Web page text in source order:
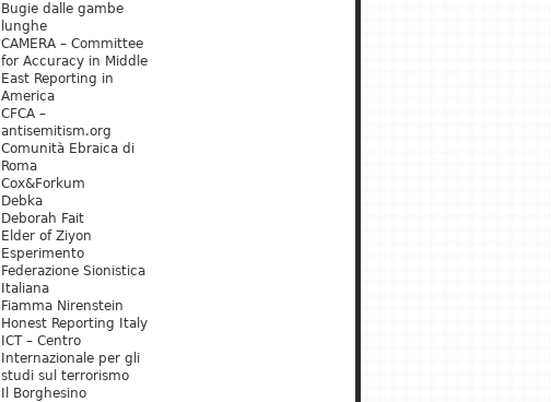
Bugie dalle gambe
lunghe
CAMERA – Committee
for Accuracy in Middle
East Reporting in
America
CFCA –
antisemitism.org
Comunità Ebraica di
Roma
Cox&Forkum
Debka
Deborah Fait
Elder of Ziyon
Esperimento
Federazione Sionistica
Italiana
Fiamma Nirenstein
Honest Reporting Italy
ICT – Centro
Internazionale per gli
studi sul terrorismo
Il Borghesino